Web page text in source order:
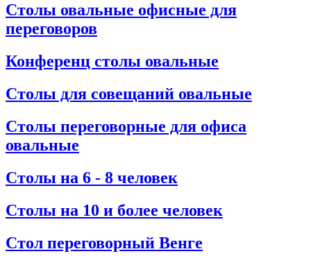
Столы овальные офисные для
переговоров
Конференц столы овальные
Столы для совещаний овальные
Столы переговорные для офиса
овальные
Столы на 6 - 8 человек
Столы на 10 и более человек
Стол переговорный Венге